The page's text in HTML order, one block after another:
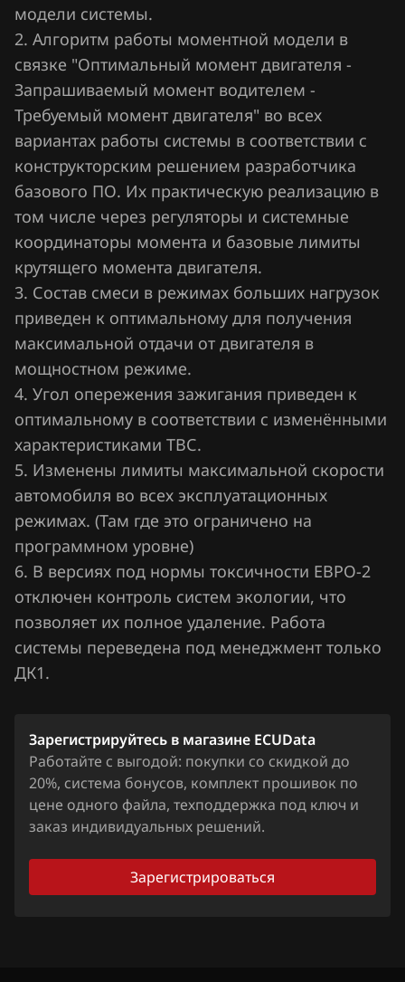
Infiniti
Iran Khodro
Isuzu
Iveco
JAC
Jaecoo
Jeep
Jetour
Kaiyi
Kia
King Long
KYC
Land Rover
Lexus
Lifan
Lincoln
Livan
MAN
Maserati
Mazda
модели системы.
2. Алгоритм работы моментной модели в
связке "Оптимальный момент двигателя -
Запрашиваемый момент водителем -
Требуемый момент двигателя" во всех
вариантах работы системы в соответствии с
конструкторским решением разработчика
базового ПО. Их практическую реализацию в
том числе через регуляторы и системные
координаторы момента и базовые лимиты
крутящего момента двигателя.
3. Состав смеси в режимах больших нагрузок
приведен к оптимальному для получения
максимальной отдачи от двигателя в
мощностном режиме.
4. Угол опережения зажигания приведен к
оптимальному в соответствии с изменёнными
характеристиками ТВС.
5. Изменены лимиты максимальной скорости
автомобиля во всех эксплуатационных
режимах. (Там где это ограничено на
программном уровне)
6. В версиях под нормы токсичности ЕВРО-2
отключен контроль систем экологии, что
позволяет их полное удаление. Работа
системы переведена под менеджмент только
ДК1.
Зарегистрируйтесь в магазине ECUData
Работайте с выгодой: покупки со скидкой до
20%, система бонусов, комплект прошивок по
цене одного файла, техподдержка под ключ и
заказ индивидуальных решений.
Зарегистрироваться